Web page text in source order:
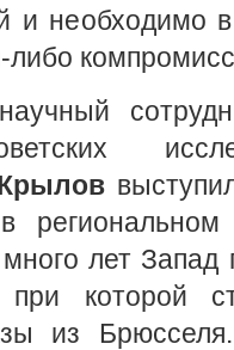
и необходимо
либо
лет Запад
при которой
из